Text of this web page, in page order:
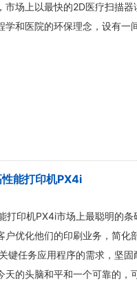
市场上以最快的2D医疗扫描
学和医院的环保理念，设有一
能打印机PX4i
打印机PX4i市场上最聪明的条
户优化他们的印刷业务，简化
键任务应用程序的需求，坚
天的头脑和平和一个可靠的，